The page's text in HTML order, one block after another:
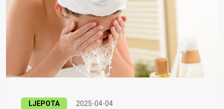
LJEPOTA 2025-04-04